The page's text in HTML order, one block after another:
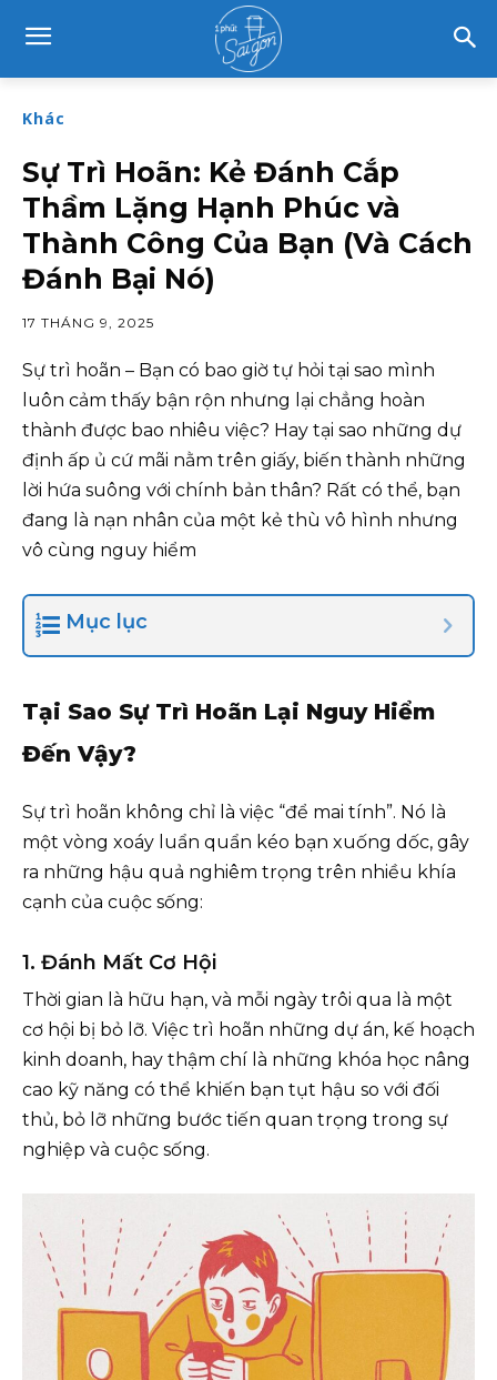
Khác
Sự Trì Hoãn: Kẻ Đánh Cắp
Thầm Lặng Hạnh Phúc và
Thành Công Của Bạn (Và Cách
Đánh Bại Nó)
17 THÁNG 9, 2025
Sự trì hoãn – Bạn có bao giờ tự hỏi tại sao mình
luôn cảm thấy bận rộn nhưng lại chẳng hoàn
thành được bao nhiêu việc? Hay tại sao những dự
định ấp ủ cứ mãi nằm trên giấy, biến thành những
lời hứa suông với chính bản thân? Rất có thể, bạn
đang là nạn nhân của một kẻ thù vô hình nhưng
vô cùng nguy hiểm
Mục lục
Tại Sao Sự Trì Hoãn Lại Nguy Hiểm
Đến Vậy?
Sự trì hoãn không chỉ là việc “để mai tính”. Nó là
một vòng xoáy luẩn quẩn kéo bạn xuống dốc, gây
ra những hậu quả nghiêm trọng trên nhiều khía
cạnh của cuộc sống:
1. Đánh Mất Cơ Hội
Thời gian là hữu hạn, và mỗi ngày trôi qua là một
cơ hội bị bỏ lỡ. Việc trì hoãn những dự án, kế hoạch
kinh doanh, hay thậm chí là những khóa học nâng
cao kỹ năng có thể khiến bạn tụt hậu so với đối
thủ, bỏ lỡ những bước tiến quan trọng trong sự
nghiệp và cuộc sống.